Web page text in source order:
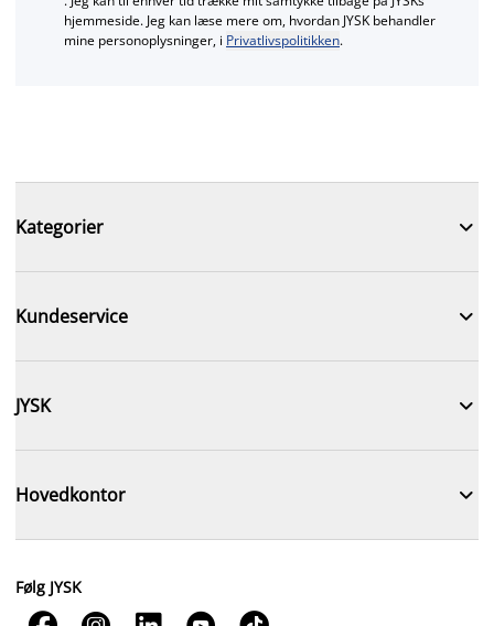
hjemmeside. Jeg kan læse mere om, hvordan JYSK behandler
mine personoplysninger, i Privatlivspolitikken.
Kategorier 
Kundeservice 
JYSK 
Hovedkontor 
Følg JYSK